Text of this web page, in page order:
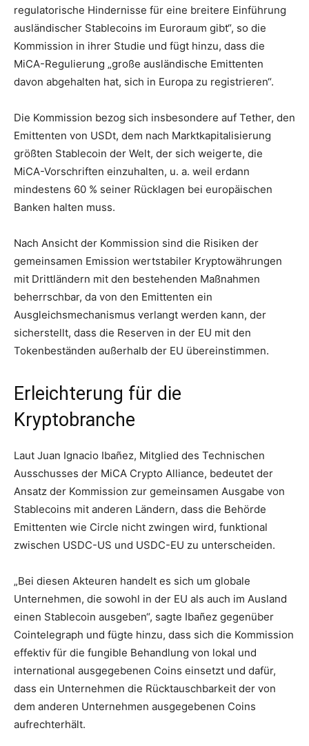
regulatorische Hindernisse für eine breitere Einführung
ausländischer Stablecoins im Euroraum gibt“, so die
Kommission in ihrer Studie und fügt hinzu, dass die
MiCA-Regulierung „große ausländische Emittenten
davon abgehalten hat, sich in Europa zu registrieren“.
Die Kommission bezog sich insbesondere auf Tether, den
Emittenten von USDt, dem nach Marktkapitalisierung
größten Stablecoin der Welt, der sich weigerte, die
MiCA-Vorschriften einzuhalten, u. a. weil erdann
mindestens 60 % seiner Rücklagen bei europäischen
Banken halten muss.
Nach Ansicht der Kommission sind die Risiken der
gemeinsamen Emission wertstabiler Kryptowährungen
mit Drittländern mit den bestehenden Maßnahmen
beherrschbar, da von den Emittenten ein
Ausgleichsmechanismus verlangt werden kann, der
sicherstellt, dass die Reserven in der EU mit den
Tokenbeständen außerhalb der EU übereinstimmen.
Erleichterung für die
Kryptobranche
Laut Juan Ignacio Ibañez, Mitglied des Technischen
Ausschusses der MiCA Crypto Alliance, bedeutet der
Ansatz der Kommission zur gemeinsamen Ausgabe von
Stablecoins mit anderen Ländern, dass die Behörde
Emittenten wie Circle nicht zwingen wird, funktional
zwischen USDC-US und USDC-EU zu unterscheiden.
„Bei diesen Akteuren handelt es sich um globale
Unternehmen, die sowohl in der EU als auch im Ausland
einen Stablecoin ausgeben“, sagte Ibañez gegenüber
Cointelegraph und fügte hinzu, dass sich die Kommission
effektiv für die fungible Behandlung von lokal und
international ausgegebenen Coins einsetzt und dafür,
dass ein Unternehmen die Rücktauschbarkeit der von
dem anderen Unternehmen ausgegebenen Coins
aufrechterhält.